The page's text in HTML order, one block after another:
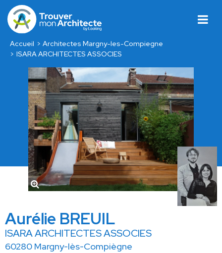
Accueil
Architectes Margny-les-Compiegne
ISARA ARCHITECTES ASSOCIES
Aurélie BREUIL
ISARA ARCHITECTES ASSOCIES
60280 Margny-lès-Compiègne